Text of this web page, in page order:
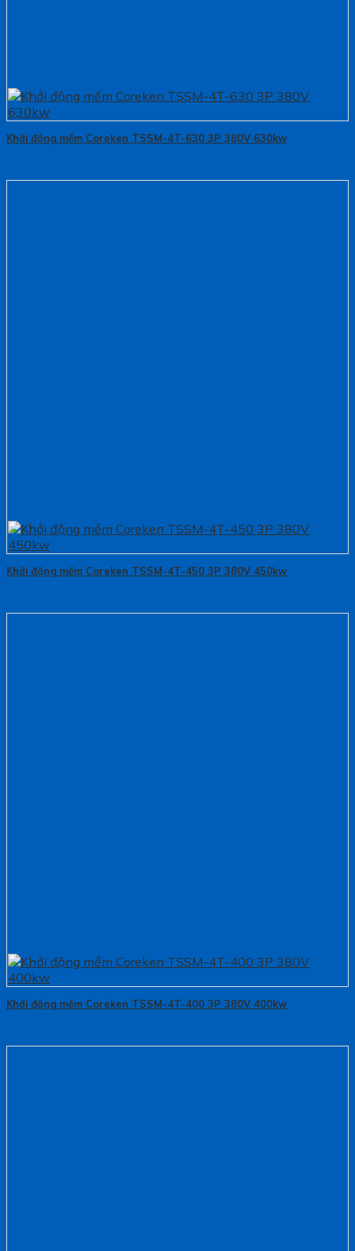
Khởi động mềm Coreken TSSM-4T-630 3P 380V 630kw
Khởi động mềm Coreken TSSM-4T-450 3P 380V 450kw
Khởi động mềm Coreken TSSM-4T-400 3P 380V 400kw